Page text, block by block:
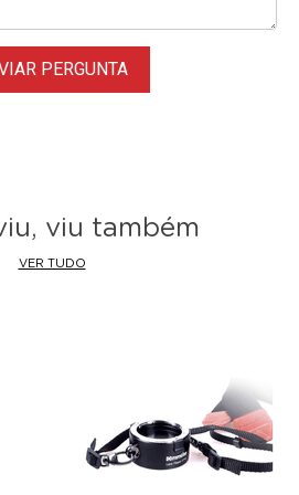
Mirrorless)
PERGUNTA
viu também
VER TUDO